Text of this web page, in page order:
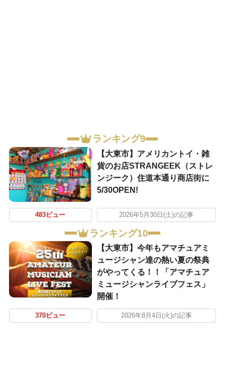
ランキング9
【大東市】アメリカントイ・雑
貨のお店STRANGEEK（ストレ
ンジーク）住道本通り商店街に
5/30OPEN!
483ビュー 2026年5月30日(土)の記事
ランキング10
【大東市】今年もアマチュアミ
ュージシャン達の熱い夏の祭典
がやってくる！！「アマチュア
ミュージシャンライブフェス」
開催！
370ビュー 2026年8月4日(火)の記事